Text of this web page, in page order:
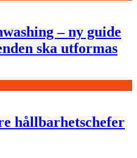
– ny guide
ska utformas
hållbarhetschefer